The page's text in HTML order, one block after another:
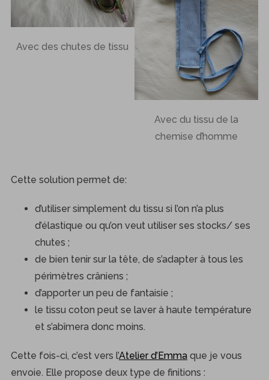
Avec des chutes de tissu
Avec du tissu de la
chemise d’homme
Cette solution permet de:
d’utiliser simplement du tissu si l’on n’a plus
d’élastique ou qu’on veut utiliser ses stocks/ ses
chutes ;
de bien tenir sur la tête, de s’adapter à tous les
périmètres crâniens ;
d’apporter un peu de fantaisie ;
le tissu coton peut se laver à haute température
et s’abîmera donc moins.
Cette fois-ci, c’est vers l’Atelier d’Emmaque je vous
envoie. Elle propose deux type de finitions :